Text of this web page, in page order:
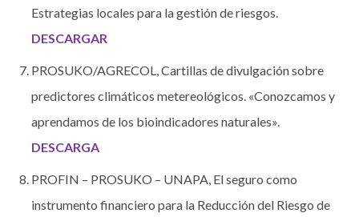
Estrategias locales para la gestión de riesgos.
DESCARGAR
PROSUKO/AGRECOL, Cartillas de divulgación sobre
predictores climáticos metereológicos. «Conozcamos y
aprendamos de los bioindicadores naturales».
DESCARGA
PROFIN – PROSUKO – UNAPA, El seguro como
instrumento financiero para la Reducción del Riesgo de